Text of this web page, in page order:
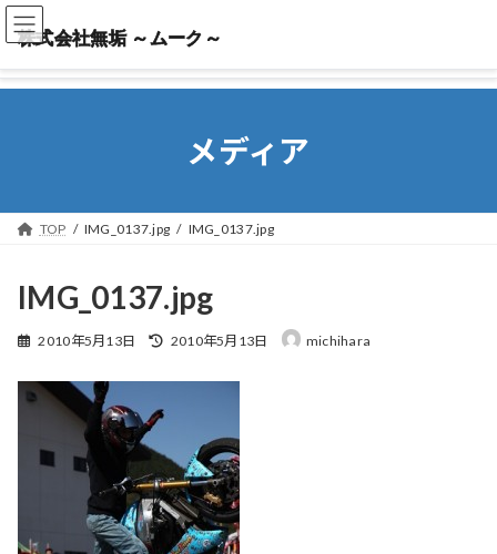
株式会社無垢 ～ムーク～
株式会社無垢 ～ムーク～
メディア
TOP IMG_0137.jpg IMG_0137.jpg
IMG_0137.jpg
2010年5月13日
最
:
2010年5月13日 michihara